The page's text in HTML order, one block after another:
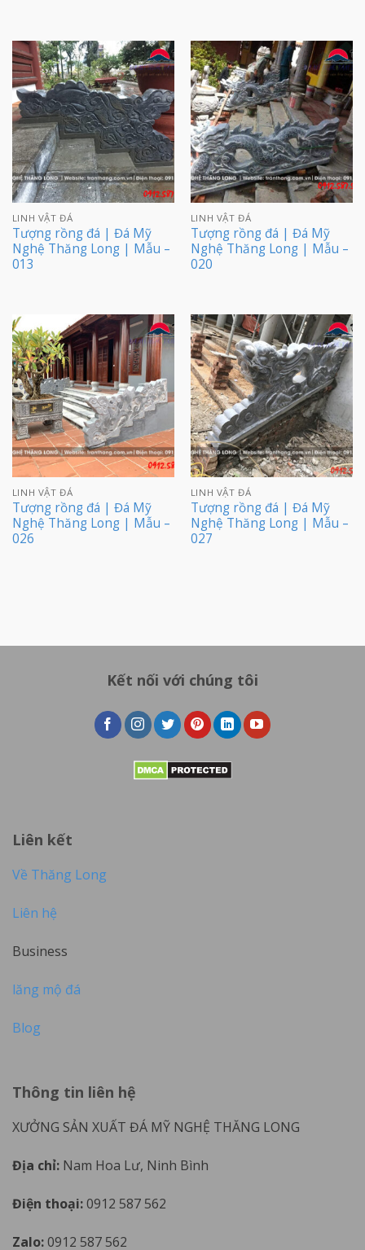
LINH VẬT ĐÁ
Tượng rồng đá | Đá Mỹ
Nghệ Thăng Long | Mẫu –
013
LINH VẬT ĐÁ
Tượng rồng đá | Đá Mỹ
Nghệ Thăng Long | Mẫu –
020
LINH VẬT ĐÁ
Tượng rồng đá | Đá Mỹ
Nghệ Thăng Long | Mẫu –
026
LINH VẬT ĐÁ
Tượng rồng đá | Đá Mỹ
Nghệ Thăng Long | Mẫu –
027
Kết nối với chúng tôi
Liên kết
Về Thăng Long
Liên hệ
Business
lăng mộ đá
Blog
Thông tin liên hệ
XƯỞNG SẢN XUẤT ĐÁ MỸ NGHỆ THĂNG LONG
Địa chỉ: Nam Hoa Lư, Ninh Bình
Điện thoại:0912 587 562
Zalo:0912 587 562